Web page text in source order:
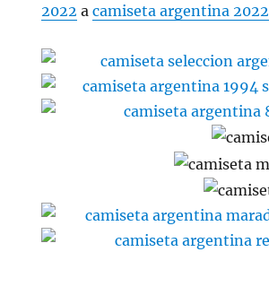
2022 acamiseta argentina 2022